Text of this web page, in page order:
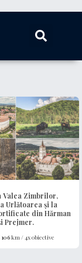
Valea Zimbrilor,
Urlătoarea și la
din Hărman
Prejmer.
106km / 4x obiective